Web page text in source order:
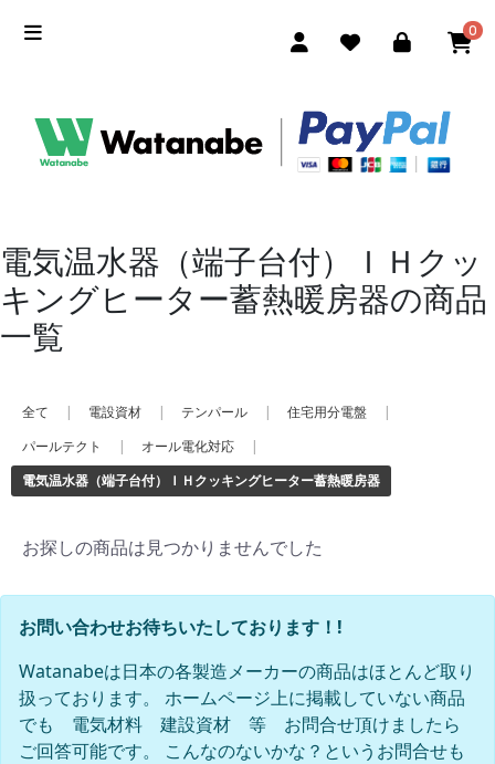
0
電気温水器（端子台付）ＩＨクッ
キングヒーター蓄熱暖房器の商品
一覧
全て | 電設資材 | テンパール | 住宅用分電盤
|
パールテクト
| オール電化対応
|
電気温水器（端子台付）ＩＨクッキングヒーター蓄熱暖房器
お探しの商品は見つかりませんでした
お問い合わせお待ちいたしております！!
Watanabeは日本の各製造メーカーの商品はほとんど取り
扱っております。 ホームページ上に掲載していない商品
でも 電気材料 建設資材 等 お問合せ頂けましたら
ご回答可能です。 こんなのないかな？というお問合せも